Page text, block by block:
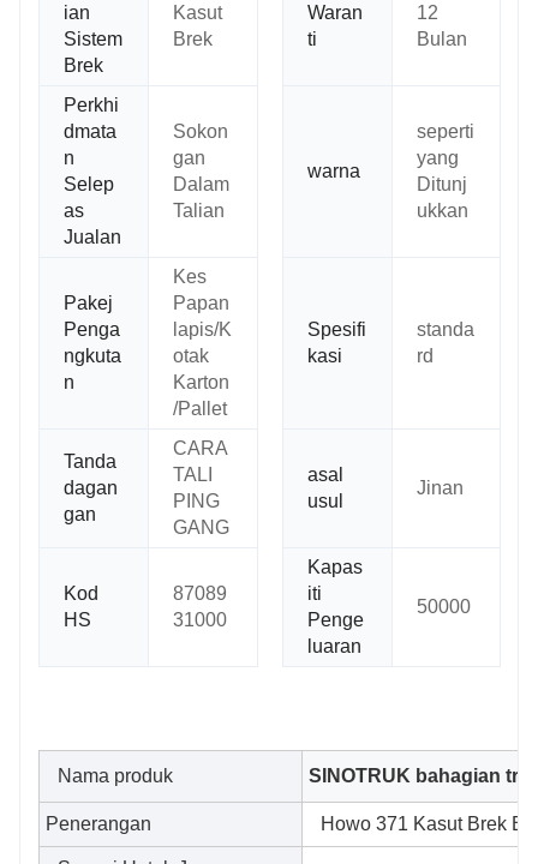
ian
Sistem
Brek
Kasut
Brek
Waran
ti
12
Bulan
Perkhi
dmata
n
Selep
as
Jualan
Sokon
gan
Dalam
Talian
warna
seperti
yang
Ditunj
ukkan
Pakej
Penga
ngkuta
n
Kes
Papan
lapis/K
otak
Karton
/Pallet
Spesifi
kasi
standa
rd
Tanda
dagan
gan
CARA
TALI
PING
GANG
asal
usul
Jinan
Kod
HS
87089
31000
Kapas
iti
Penge
luaran
50000
Nama produk SINOTRUK bahagian
Penerangan Howo 371 Kasut Brek